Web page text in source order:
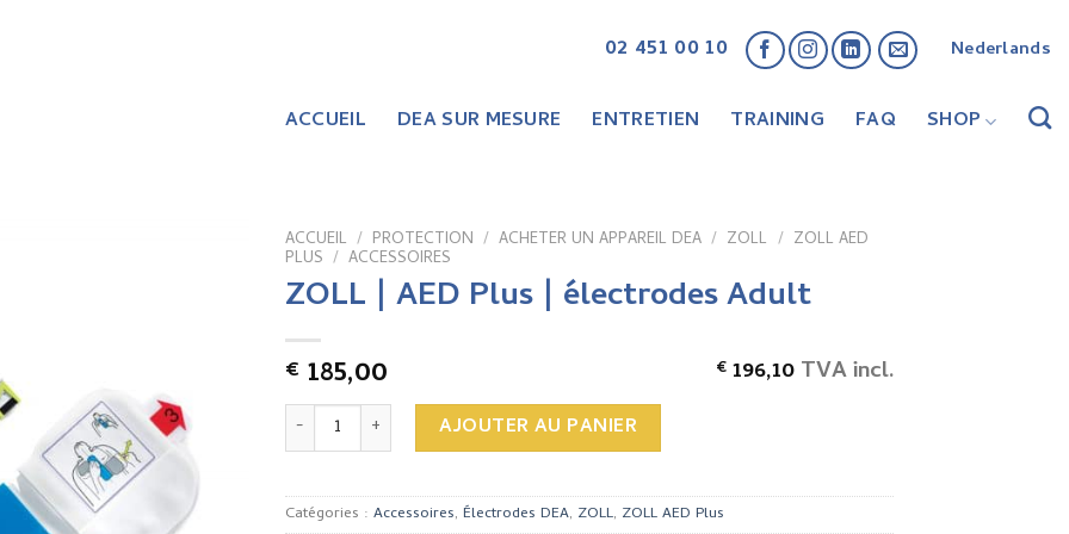
02 451 00 10 Nederlands
ACCUEIL DEA SUR MESURE ENTRETIEN TRAINING FAQ SHOP
ACCUEIL / PROTECTION / ACHETER UN APPAREIL DEA / ZOLL / ZOLL AED
PLUS / ACCESSOIRES
ZOLL | AED Plus | électrodes Adult
€ 185,00 € 196,10TVA incl.
quantité de ZOLL | AED Plus | électrodes Adult
AJOUTER AU PANIER
Catégories : Accessoires, Électrodes DEA, ZOLL, ZOLL AED Plus